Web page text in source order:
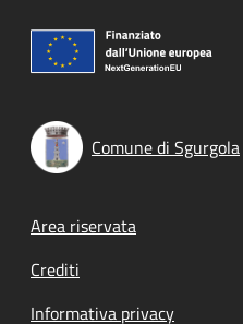
Comune di Sgurgola
Footer menu
Area riservata
Crediti
Informativa privacy